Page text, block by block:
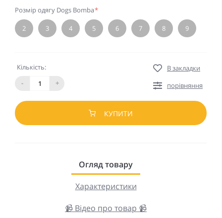
Розмір одягу Dogs Bomba*
2 3 4 5 6 7 8 9
Кількість:
-
+
В закладки
порівняння
КУПИТИ
Огляд товару
Характеристики
📹 Відео про товар 📹